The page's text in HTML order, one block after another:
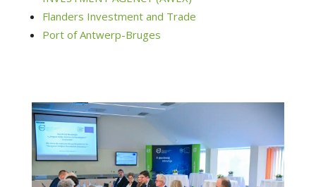
Flanders Investment and Trade
Port of Antwerp-Bruges